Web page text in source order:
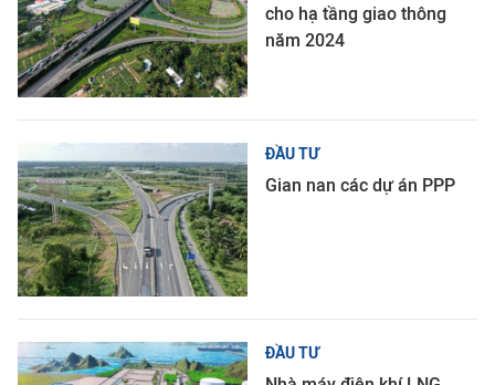
cho hạ tầng giao thông
năm 2024
ĐẦU TƯ
Gian nan các dự án PPP
ĐẦU TƯ